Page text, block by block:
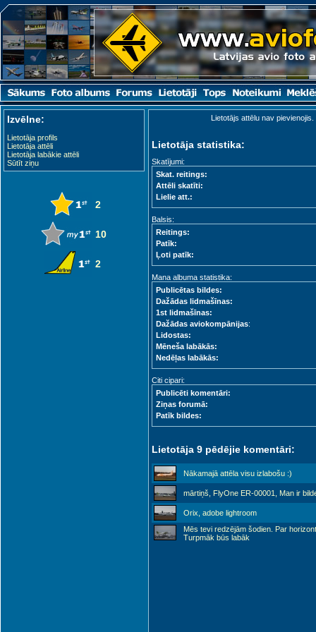
Izvēlne:
Lietotāja profils
Lietotāja attēli
Lietotāja labākie attēli
Sūtīt ziņu
2
10
2
Lietotājs attēlu nav pievienojis.
Lietotāja statistika:
Skatījumi:
Skat. reitings:
Attēli skatīti:
Lielie att.:
Balsis:
Reitings:
Patīk:
Ļoti patīk:
Mana albuma statistika:
Publicētas bildes:
Dažādas lidmašīnas:
1st lidmašīnas:
Dažādas aviokompānijas:
Lidostas:
Mēneša labākās:
Nedēļas labākās:
Citi cipari:
Publicēti komentāri:
Ziņas forumā:
Patīk bildes:
Lietotāja 9 pēdējie komentāri:
Nākamajā attēla visu izlabošu :)
mārtiņš, FlyOne ER-00001, Man ir
Orix, adobe lightroom
Mēs tevi redzējām šodien. Par
Turpmāk būs labāk